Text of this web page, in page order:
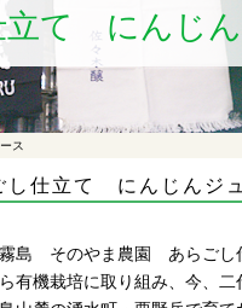
立て にんじ
ス
し仕立て にんじんジ
島 そのやま農園 あらごし仕
有機栽培に取り組み、今、